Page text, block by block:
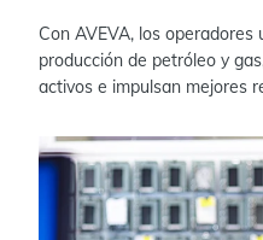
Con AVEVA, los
producción de petróleo y
activos e impulsan mejores